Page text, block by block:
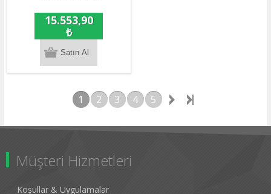
15.553,90
₺
1 2 3 4 5
Müşteri Hizmetleri
Koşullar & Uygulamalar